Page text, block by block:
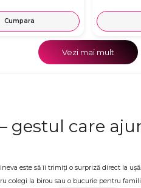
Cumpara
Vezi mai mult
gestul care
este să îi trimiți o surpriză direct la
colegi la birou sau o bucurie pentru